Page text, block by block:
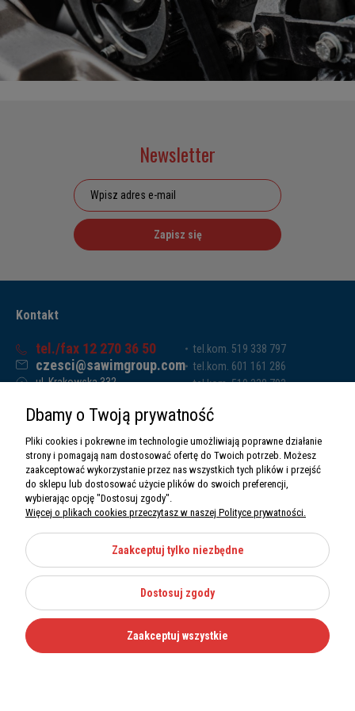
Newsletter
Zapisz się
Kontakt
tel./fax 12 270 36 50
czesci@sawimgroup.com
ul. Krakowska 332,
Sawim Group Mariusz Zdyb sp. k.
NIP: 5130284470
REGON: 5246591010
tel.kom. 519 338 797
tel.kom. 601 161 286
tel.kom. 519 338 793
O nas
Informacje
Moje konto
Kategorie
Dbamy o Twoją prywatność
Pliki cookies i pokrewne im technologie umożliwiają poprawne działanie
strony i pomagają nam dostosować ofertę do Twoich potrzeb. Możesz
zaakceptować wykorzystanie przez nas wszystkich tych plików i przejść
do sklepu lub dostosować użycie plików do swoich preferencji,
wybierając opcję "Dostosuj zgody".
Więcej o plikach cookies przeczytasz w naszej Polityce prywatności.
Zaakceptuj tylko niezbędne
Dostosuj zgody
Zaakceptuj wszystkie